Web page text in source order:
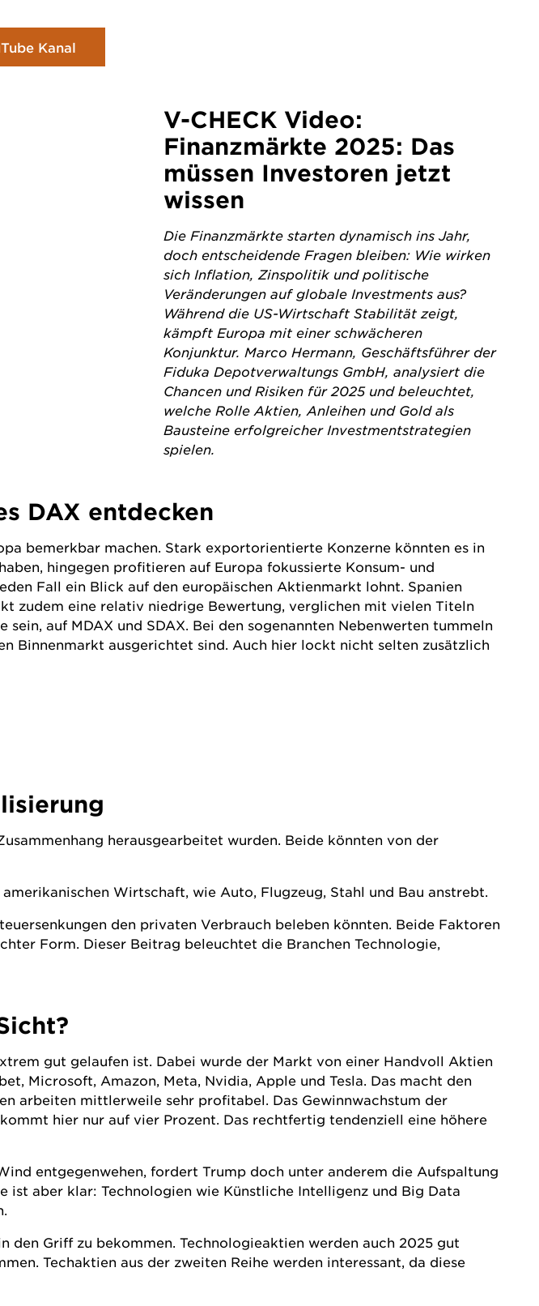
Kanal
V-CHECK Video:
Finanzmärkte 2025: Das
müssen Investoren jetzt
wissen
‌Die Finanzmärkte starten dynamisch ins Jahr,
doch entscheidende Fragen bleiben: Wie wirken
sich Inflation, Zinspolitik und politische
Veränderungen auf globale Investments aus?
Während die US-Wirtschaft Stabilität zeigt,
kämpft Europa mit einer schwächeren
Konjunktur. Marco Hermann, Geschäftsführer der
Fiduka Depotverwaltungs GmbH, analysiert die
Chancen und Risiken für 2025 und beleuchtet,
welche Rolle Aktien, Anleihen und Gold als
Bausteine erfolgreicher Investmentstrategien
spielen.
DAX entdecken
bemerkbar machen. Stark exportorientierte Konzerne könnten es in
hingegen profitieren auf Europa fokussierte Konsum- und
Fall ein Blick auf den europäischen Aktienmarkt lohnt. Spanien
zudem eine relativ niedrige Bewertung, verglichen mit vielen Titeln
auf MDAX und SDAX. Bei den sogenannten Nebenwerten tummeln
Binnenmarkt ausgerichtet sind. Auch hier lockt nicht selten zusätzlich
herausgearbeitet wurden. Beide könnten von der
Wirtschaft, wie Auto, Flugzeug, Stahl und Bau anstrebt.
den privaten Verbrauch beleben könnten. Beide Faktoren
Form. Dieser Beitrag beleuchtet die Branchen Technologie,
gut gelaufen ist. Dabei wurde der Markt von einer Handvoll Aktien
Microsoft, Amazon, Meta, Nvidia, Apple und Tesla. Das macht den
arbeiten mittlerweile sehr profitabel. Das Gewinnwachstum der
hier nur auf vier Prozent. Das rechtfertig tendenziell eine höhere
entgegenwehen, fordert Trump doch unter anderem die Aufspaltung
ist aber klar: Technologien wie Künstliche Intelligenz und Big Data
den Griff zu bekommen. Technologieaktien werden auch 2025 gut
Techaktien aus der zweiten Reihe werden interessant, da diese